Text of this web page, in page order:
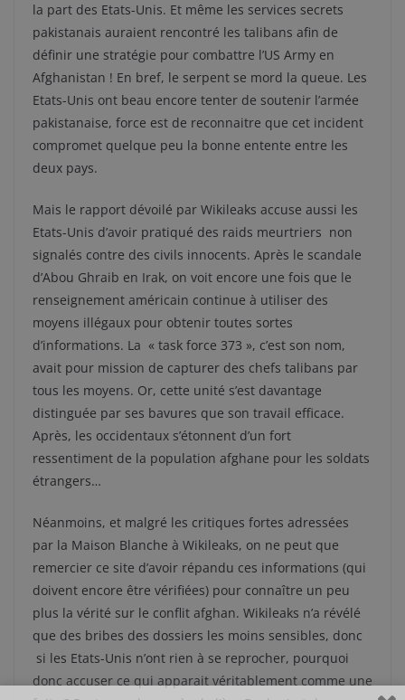
la part des Etats-Unis. Et même les services secrets
pakistanais auraient rencontré les talibans afin de
définir une stratégie pour combattre l’US Army en
Afghanistan ! En bref, le serpent se mord la queue. Les
Etats-Unis ont beau encore tenter de soutenir l’armée
pakistanaise, force est de reconnaitre que cet incident
compromet quelque peu la bonne entente entre les
deux pays.
Mais le rapport dévoilé par Wikileaks accuse aussi les
Etats-Unis d’avoir pratiqué des raids meurtriers non
signalés contre des civils innocents. Après le scandale
d’Abou Ghraib en Irak, on voit encore une fois que le
renseignement américain continue à utiliser des
moyens illégaux pour obtenir toutes sortes
d’informations. La « task force 373 », c’est son nom,
avait pour mission de capturer des chefs talibans par
tous les moyens. Or, cette unité s’est davantage
distinguée par ses bavures que son travail efficace.
Après, les occidentaux s’étonnent d’un fort
ressentiment de la population afghane pour les soldats
étrangers…
Néanmoins, et malgré les critiques fortes adressées
par la Maison Blanche à Wikileaks, on ne peut que
remercier ce site d’avoir répandu ces informations (qui
doivent encore être vérifiées) pour connaître un peu
plus la vérité sur le conflit afghan. Wikileaks n’a révélé
que des bribes des dossiers les moins sensibles, donc
si les Etats-Unis n’ont rien à se reprocher, pourquoi
donc accuser ce qui apparait véritablement comme une